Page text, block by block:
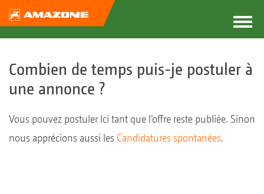
Combien de temps puis-je postuler à
une annonce ?
Vous pouvez postuler Ici tant que l’offre reste publiée. Sinon
nous apprécions aussi les Candidatures spontanées.